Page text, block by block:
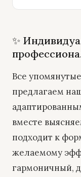
✨
Все
предлагаем
вместе
подходит к
желаемому
гармоничный,